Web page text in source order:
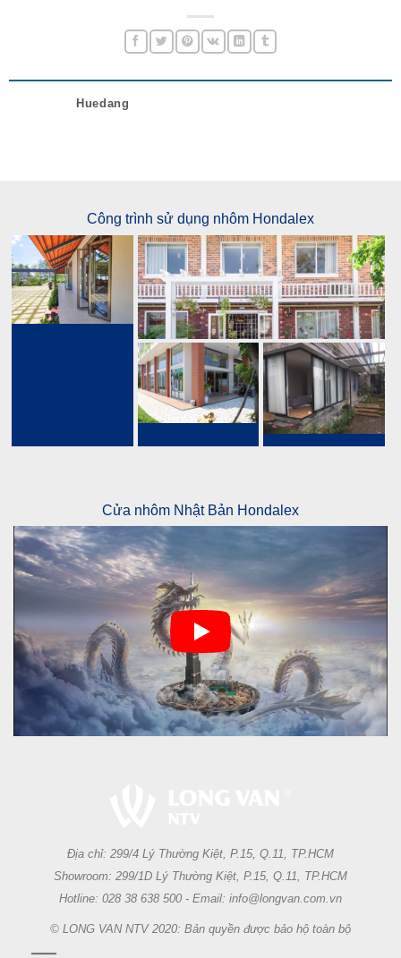
Huedang
Công trình sử dụng nhôm Hondalex
Cửa nhôm Nhật Bản Hondalex
Địa chỉ: 299/4 Lý Thường Kiệt, P.15, Q.11, TP.HCM
Showroom: 299/1D Lý Thường Kiệt, P.15, Q.11, TP.HCM
Hotline: 028 38 638 500 - Email: info@longvan.com.vn
© LONG VAN NTV 2020: Bản quyền được bảo hộ toàn bộ